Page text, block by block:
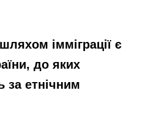
імміграції є
до яких
за етнічним